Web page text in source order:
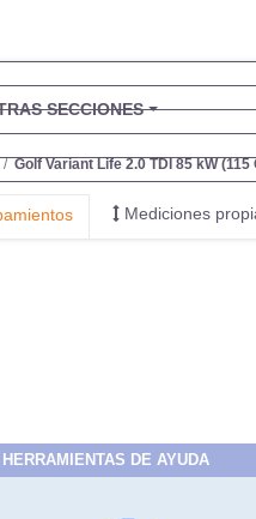
HERRAMIENTAS DE AYUDA